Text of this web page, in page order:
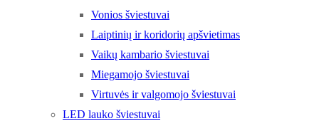
Vonios šviestuvai
Laiptinių ir koridorių apšvietimas
Vaikų kambario šviestuvai
Miegamojo šviestuvai
Virtuvės ir valgomojo šviestuvai
LED lauko šviestuvai